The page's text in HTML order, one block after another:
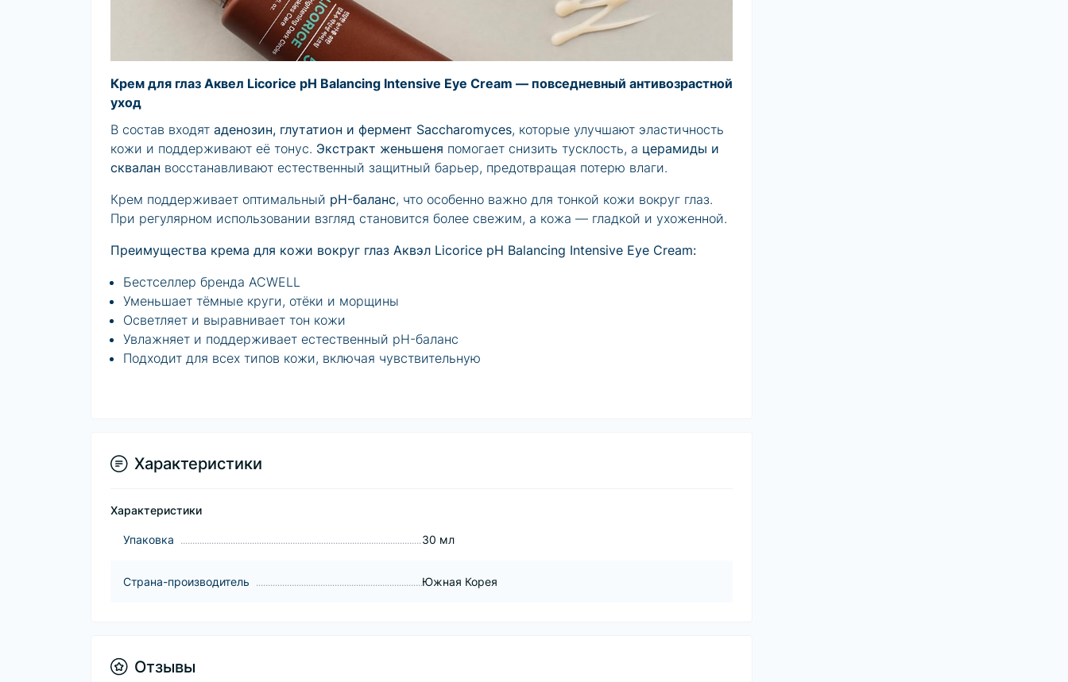
Крем для глаз Аквел Licorice pH Balancing Intensive Eye Cream — повседневный антивозрастной
уход
В состав входят аденозин, глутатион и фермент Saccharomyces, которые улучшают эластичность
кожи и поддерживают её тонус. Экстракт женьшеня помогает снизить тусклость, а церамиды и
сквалан восстанавливают естественный защитный барьер, предотвращая потерю влаги.
Крем поддерживает оптимальный pH-баланс, что особенно важно для тонкой кожи вокруг глаз.
При регулярном использовании взгляд становится более свежим, а кожа — гладкой и ухоженной.
Преимущества крема для кожи вокруг глаз Аквэл Licorice pH Balancing Intensive Eye Cream:
Бестселлер бренда ACWELL
Уменьшает тёмные круги, отёки и морщины
Осветляет и выравнивает тон кожи
Увлажняет и поддерживает естественный pH-баланс
Подходит для всех типов кожи, включая чувствительную
Характеристики
Характеристики
Упаковка 30 мл
Страна-производитель Южная Корея
Отзывы